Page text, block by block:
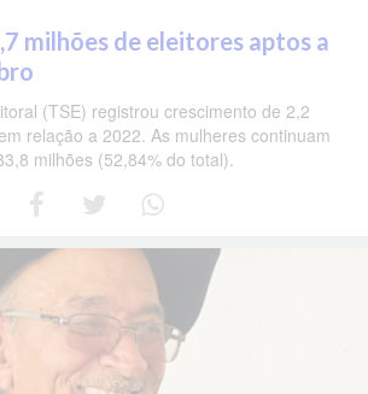
milhões de eleitores aptos a
(TSE) registrou crescimento de 2,2
relação a 2022. As mulheres continuam
milhões (52,84% do total).